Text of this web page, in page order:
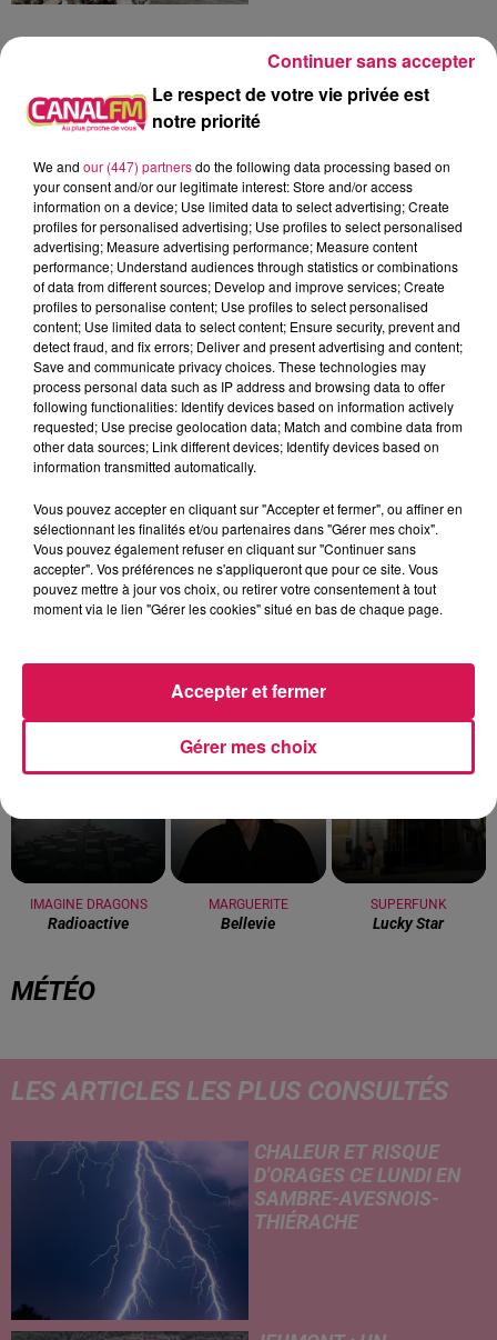
3 4 5 6 7 8
JEU
Fin : 30 août 2026
TITRES DIFFUSÉS
IMAGINE DRAGONS
Radioactive
MARGUERITE
Bellevie
SUPERFUNK
Lucky Star
MÉTÉO
LES ARTICLES LES PLUS CONSULTÉS
CHALEUR ET RISQUE
D'ORAGES CE LUNDI EN
SAMBRE-AVESNOIS-
THIÉRACHE
Le respect de votre vie privée est
notre priorité
We and our (447) partnersdo the following data processing based on
your consent and/or our legitimate interest: Store and/or access
information on a device; Use limited data to select advertising; Create
profiles for personalised advertising; Use profiles to select personalised
advertising; Measure advertising performance; Measure content
performance; Understand audiences through statistics or combinations
of data from different sources; Develop and improve services; Create
profiles to personalise content; Use profiles to select personalised
content; Use limited data to select content; Ensure security, prevent and
detect fraud, and fix errors; Deliver and present advertising and content;
Save and communicate privacy choices. These technologies may
process personal data such as IP address and browsing data to offer
following functionalities: Identify devices based on information actively
requested; Use precise geolocation data; Match and combine data from
other data sources; Link different devices; Identify devices based on
information transmitted automatically.
Vous pouvez accepter en cliquant sur "Accepter et fermer", ou affiner en
sélectionnant les finalités et/ou partenaires dans "Gérer mes choix".
Vous pouvez également refuser en cliquant sur "Continuer sans
accepter". Vos préférences ne s'appliqueront que pour ce site. Vous
pouvez mettre à jour vos choix, ou retirer votre consentement à tout
moment via le lien "Gérer les cookies" situé en bas de chaque page.
Gérer mes choix
Accepter et fermer
Continuer sans accepter